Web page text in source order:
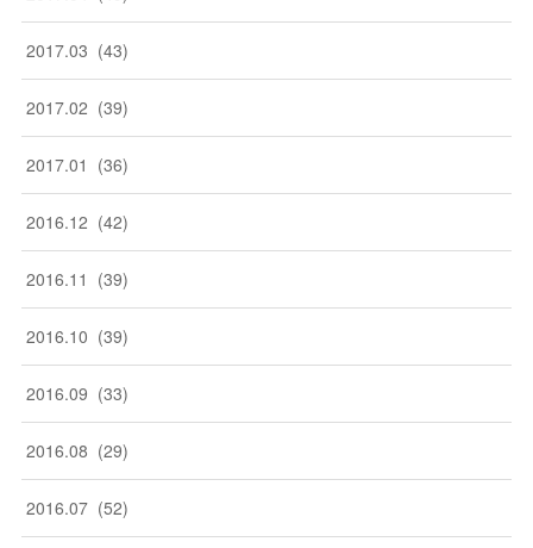
2017.03 (43)
2017.02 (39)
2017.01 (36)
2016.12 (42)
2016.11 (39)
2016.10 (39)
2016.09 (33)
2016.08 (29)
2016.07 (52)